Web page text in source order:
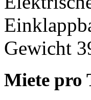
Gewicht
Miete pro